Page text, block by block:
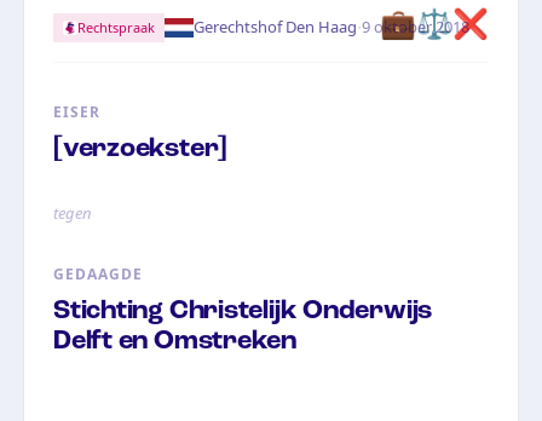
💼⚖️❌
Rechtspraak Gerechtshof Den Haag·9 oktober 2018
EISER
[verzoekster]
tegen
GEDAAGDE
Stichting Christelijk Onderwijs
Delft en Omstreken